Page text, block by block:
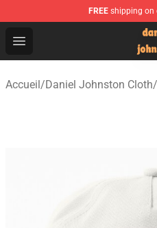
FREE shipping on
Open menu
Daniel Johnston Store -
Accueil/Daniel Johnston Cloth/